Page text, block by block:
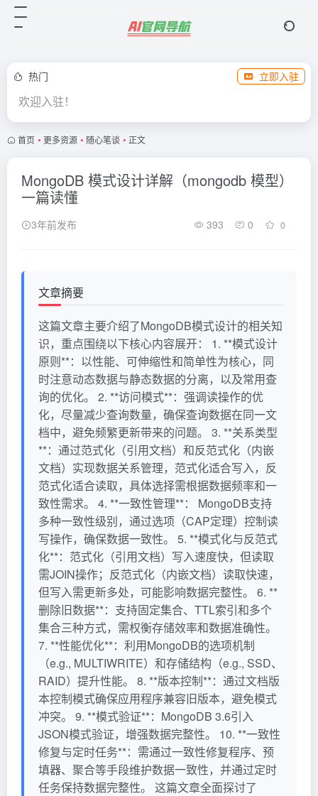
热门 立即入驻
欢迎入驻！
首页 • 更多资源 • 随心笔谈 • 正文
MongoDB 模式设计详解（mongodb 模型）
一篇读懂
3年前发布 393 0 0
文章摘要
这篇文章主要介绍了MongoDB模式设计的相关知
识，重点围绕以下核心内容展开： 1. **模式设计
原则**：以性能、可伸缩性和简单性为核心，同
时注意动态数据与静态数据的分离，以及常用查
询的优化。 2. **访问模式**：强调读操作的优
化，尽量减少查询数量，确保查询数据在同一文
档中，避免频繁更新带来的问题。 3. **关系类型
**：通过范式化（引用文档）和反范式化（内嵌
文档）实现数据关系管理，范式化适合写入，反
范式化适合读取，具体选择需根据数据频率和一
致性需求。 4. **一致性管理**： MongoDB支持
多种一致性级别，通过选项（CAP定理）控制读
写操作，确保数据一致性。 5. **模式化与反范式
化**：范式化（引用文档）写入速度快，但读取
需JOIN操作；反范式化（内嵌文档）读取快速，
但写入需更新多处，可能影响数据完整性。 6. **
删除旧数据**：支持固定集合、TTL索引和多个
集合三种方式，需权衡存储效率和数据准确性。
7. **性能优化**：利用MongoDB的选项机制
（e.g., MULTIWRITE）和存储结构（e.g., SSD、
RAID）提升性能。 8. **版本控制**：通过文档版
本控制模式确保应用程序兼容旧版本，避免模式
冲突。 9. **模式验证**：MongoDB 3.6引入
JSON模式验证，增强数据完整性。 10. **一致性
修复与定时任务**：需通过一致性修复程序、预
填器、聚合等手段维护数据一致性，并通过定时
任务保持数据完整性。 这篇文章全面探讨了